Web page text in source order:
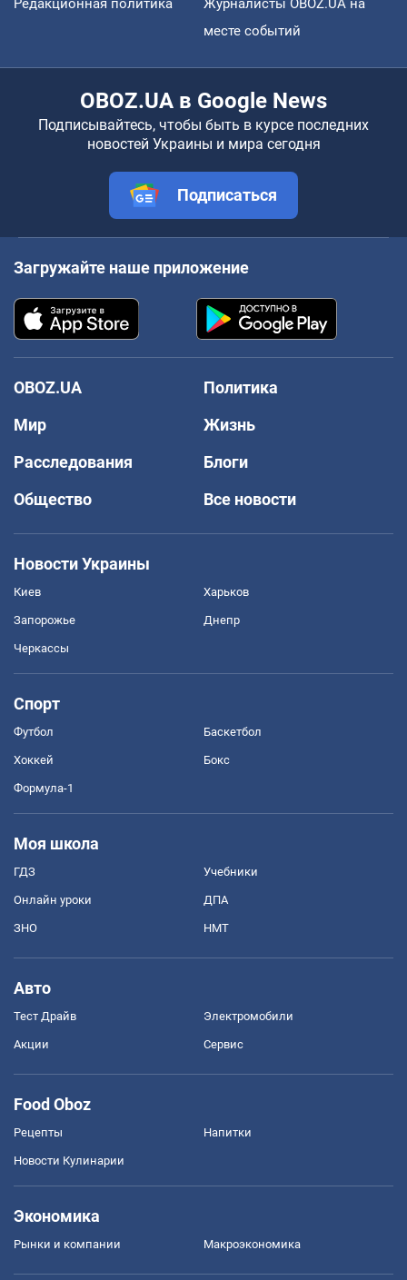
Редакционная политика
Журналисты OBOZ.UA на
месте событий
OBOZ.UA в Google News
Подписывайтесь, чтобы быть в курсе последних
новостей Украины и мира сегодня
Подписаться
Загружайте наше приложение
OBOZ.UA
Политика
Мир
Жизнь
Расследования
Блоги
Общество
Все новости
Новости Украины
Киев Харьков
Запорожье Днепр
Черкассы
Спорт
Футбол Баскетбол
Хоккей Бокс
Формула-1
Моя школа
ГДЗ Учебники
Онлайн уроки ДПА
ЗНО НМТ
Авто
Тест Драйв Электромобили
Акции Сервис
Food Oboz
Рецепты Напитки
Новости Кулинарии
Экономика
Рынки и компании Mакроэкономика